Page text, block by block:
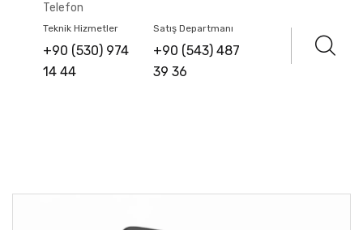
Telefon
Teknik Hizmetler
+90 (530) 974
14 44
Satış Departmanı
+90 (543) 487
39 36
KSCAN - MAGIC